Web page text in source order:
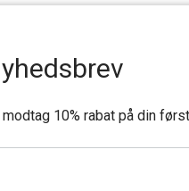
10% rabat på din